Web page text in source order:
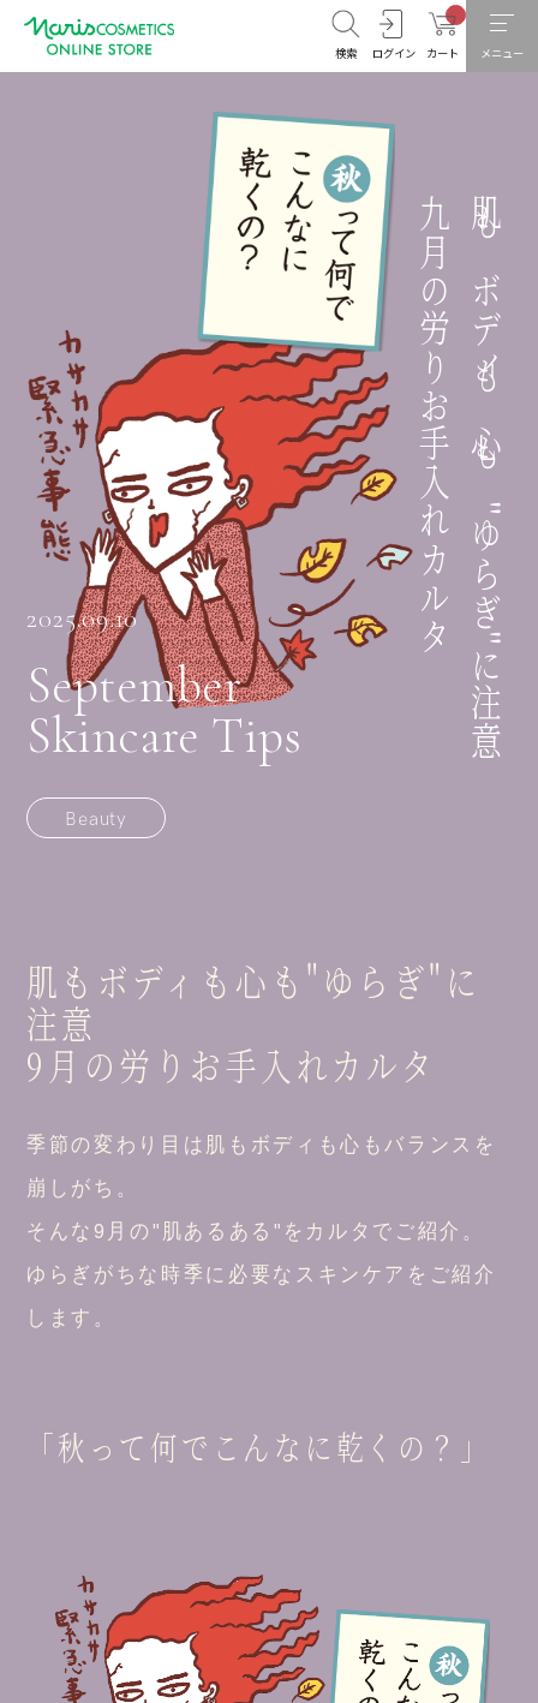
検索 ログイン カート メニュー
2025.09.10
September
Skincare Tips
Beauty
肌もボディも心も"ゆらぎ"に注意
九月の労りお手入れカルタ
肌もボディも心も"ゆらぎ"に
注意
9月の労りお手入れカルタ
季節の変わり目は肌もボディも心もバランスを
崩しがち。
そんな9月の"肌あるある"をカルタでご紹介。
ゆらぎがちな時季に必要なスキンケアをご紹介
します。
「秋って何でこんなに乾くの？」